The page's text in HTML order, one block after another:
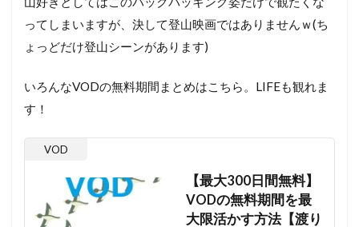
ってしまいますが、決して登山映画ではありませんｗ(ち
ょっどだけ登山シーンがあります)
いろんなVODの無料期間まとめはこちら。LIFEも観れま
す！
VOD
【最大300日間無料】
VODの無料期間を最
大限活かす方法【渡り